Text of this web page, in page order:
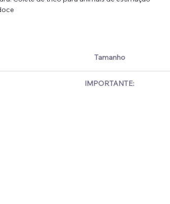
Tamanho
Costas (cm) Peito (cm)
IMPORTANTE: